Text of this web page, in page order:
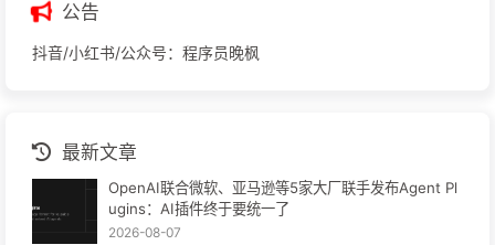
公告
抖音/小红书/公众号：程序员晚枫
最新文章
OpenAI联合微软、亚马逊等5家大厂联手发布Agent Pl
ugins：AI插件终于要统一了
2026-08-07